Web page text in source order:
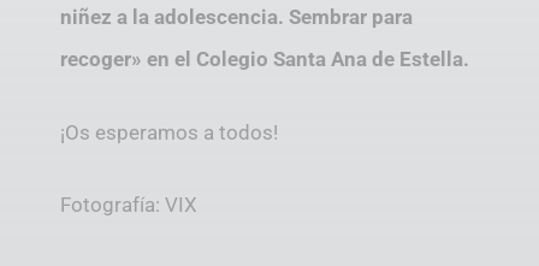
niñez a la adolescencia. Sembrar para
recoger» en el Colegio Santa Ana de Estella.
¡Os esperamos a todos!
Fotografía: VIX